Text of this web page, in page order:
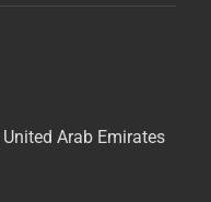
Arab Emirates